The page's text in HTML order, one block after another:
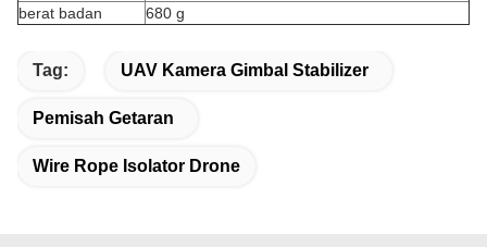
berat badan
680 g
Tag: UAV Kamera Gimbal Stabilizer
Pemisah Getaran
Wire Rope Isolator Drone